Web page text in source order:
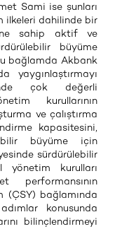
Sami ise şunları
ilkeleri dahilinde bir
sahip aktif ve
büyüme
bağlamda Akbank
yaygınlaştırmayı
çok değerli
kurullarının
ve çalıştırma
kapasitesini,
büyüme için
sürdürülebilir
kurulları
performansının
(ÇSY) bağlamında
konusunda
bilinçlendirmeyi